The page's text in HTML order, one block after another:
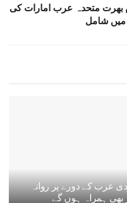
بھرت متحدہ عرب امارات کی
میں شامل
عرب کے دورے پر روانہ
بھی ہمراہ ہوں گے